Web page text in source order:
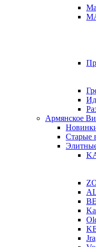
Армянское
Старые